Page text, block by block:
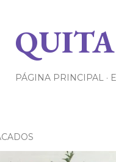
PÁGINA PRINCIPAL